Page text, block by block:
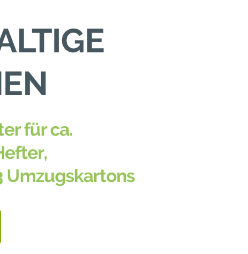
für ca.
Umzugskartons